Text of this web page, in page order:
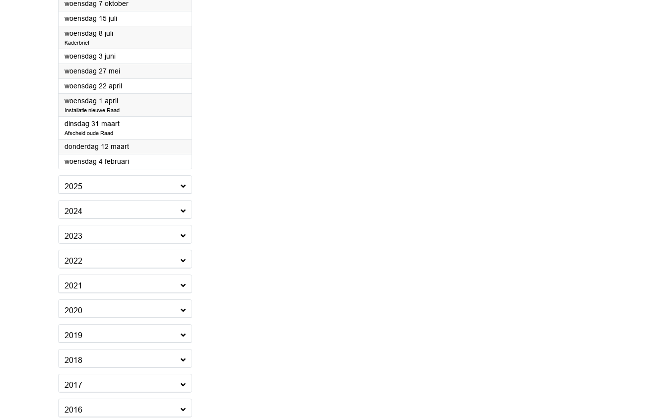
woensdag 7 oktober2026
woensdag 15 juli2026
woensdag 8 juli2026
Kaderbrief
woensdag 3 juni2026
woensdag 27 mei2026
woensdag 22 april2026
woensdag 1 april2026
Installatie nieuwe Raad
dinsdag 31 maart2026
Afscheid oude Raad
donderdag 12 maart2026
woensdag 4 februari2026
2025
2024
2023
2022
2021
2020
2019
2018
2017
2016